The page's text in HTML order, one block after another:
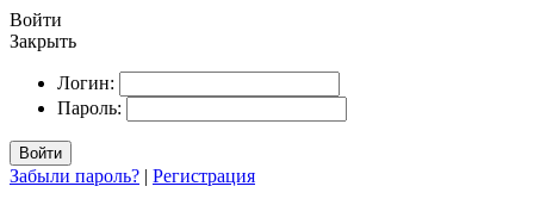
Войти
Закрыть
Логин:
Пароль:
Войти
Забыли пароль? | Регистрация